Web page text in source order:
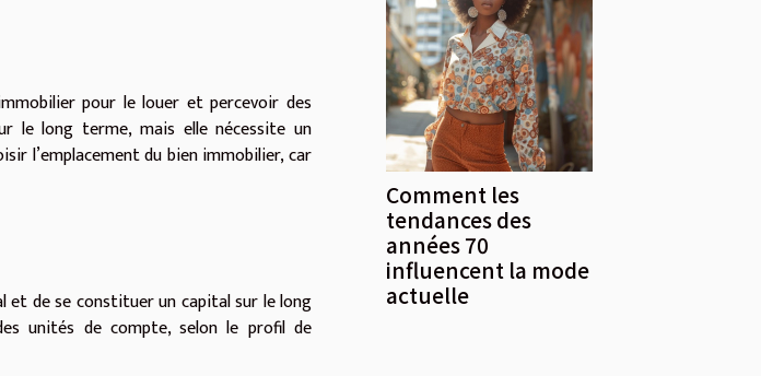
pour le louer et percevoir des
le long terme, mais elle nécessite un
l’emplacement du bien immobilier, car
et de se constituer un capital sur le long
unités de compte, selon le profil de
Comment les
tendances des
années 70
influencent la mode
actuelle